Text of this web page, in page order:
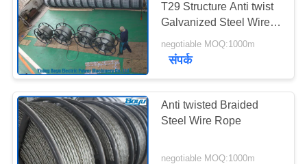
T29 Structure Anti twist
Galvanized Steel Wire
Rope Line Stringing
Engineering
negotiable MOQ:1000m
संपर्क
Anti twisted Braided
Steel Wire Rope
negotiable MOQ:1000m